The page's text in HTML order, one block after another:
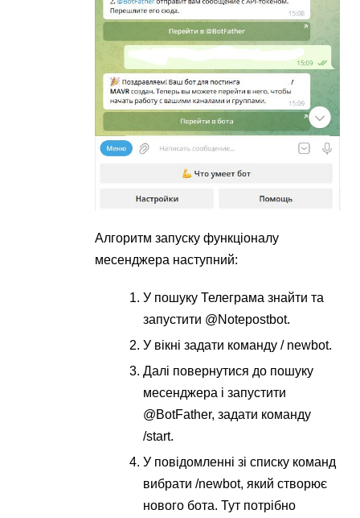
Алгоритм запуску функціоналу
месенджера наступний:
У пошуку Телеграма знайти та
запустити @Notepostbot.
У вікні задати команду / newbot.
Далі повернутися до пошуку
месенджера і запустити
@BotFather, задати команду
/start.
У повідомленні зі списку команд
вибрати /newbot, який створює
нового бота. Тут потрібно